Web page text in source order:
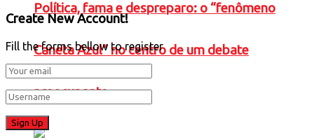
Política, fama e despreparo: o “fenômeno
Caneta Azul” no centro de um debate
preocupante
Create New Account!
Fill the forms bellow to register